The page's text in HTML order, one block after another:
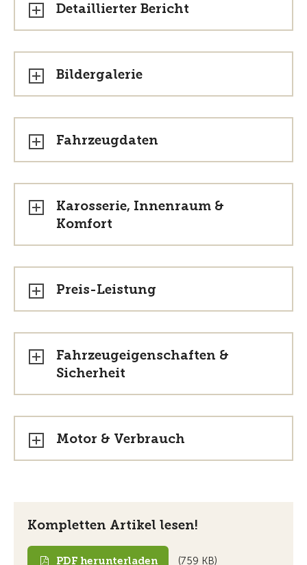
Detaillierter Bericht
Bildergalerie
Fahrzeugdaten
Karosserie, Innenraum &
Komfort
Preis-Leistung
Fahrzeugeigenschaften &
Sicherheit
Motor & Verbrauch
Kompletten Artikel lesen!
PDF herunterladen (759 KB)